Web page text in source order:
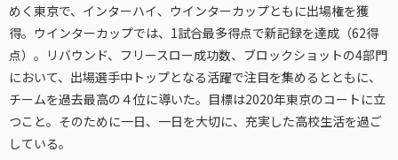
めく東京で、インターハイ、ウインターカップともに出場権を獲
得。ウインターカップでは、1試合最多得点で新記録を達成（62得
点）。リバウンド、フリースロー成功数、ブロックショットの4部門
において、出場選手中トップとなる活躍で注目を集めるとともに、
チームを過去最高の４位に導いた。目標は2020年東京のコートに立
つこと。そのために一日、一日を大切に、充実した高校生活を過ご
している。